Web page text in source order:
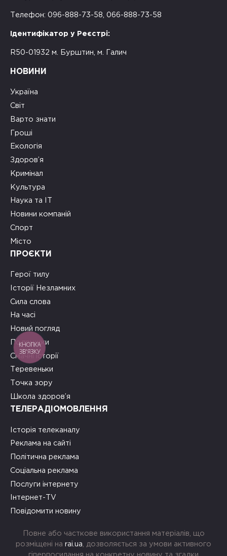
Телефон: 096-888-73-58, 066-888-73-58
Ідентифікатор у Реєстрі:
R50-01932 м. Бурштин, м. Галич
НОВИНИ
Україна
Світ
Варто знати
Гроші
Екологія
Здоров’я
Кримінал
Культура
Наука та ІТ
Новини компаній
Спорт
Місто
ПРОЄКТИ
Герої тилу
Історії Незламних
Сила слова
На часі
Новий погляд
Подружки
Смачні історії
Теревеньки
Точка зору
Школа здоров’я
ТЕЛЕРАДІОМОВЛЕННЯ
Історія телеканалу
Реклама на сайті
Політична реклама
Соціальна реклама
Послуги інтернету
Інтернет-TV
Повідомити новину
Повне або часткове використання матеріалів, що
розміщені на rai.ua , дозволяється за умови активного
КНОПКА
ЗВ'ЯЗКУ